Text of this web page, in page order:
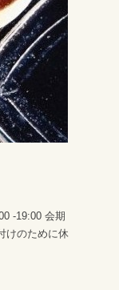
-19:00 会期
けのために休